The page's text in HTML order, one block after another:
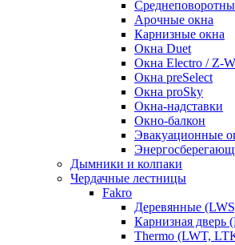
Арочные окна
Карнизные окна
Окна Duet
Окна Electro / Z-
Окна preSelect
Окна proSky
Окна-надставки
Окно-балкон
Эвакуационные
Дымники и колпаки
Чердачные лестницы
Fakro
Деревянные
Карнизная дверь
Thermo (LWT,